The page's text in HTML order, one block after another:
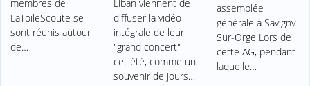
membres de
LaToileScoute se
sont réunis autour
de…
Liban viennent de
diffuser la vidéo
intégrale de leur
"grand concert"
cet été, comme un
souvenir de jours…
assemblée
générale à Savigny-
Sur-Orge Lors de
cette AG, pendant
laquelle…